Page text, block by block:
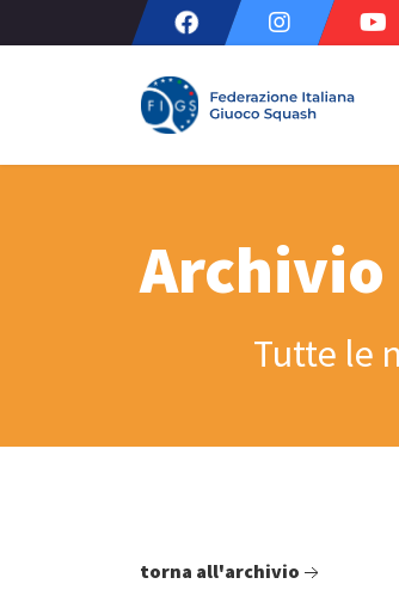
Archivio
Tutte le
torna all'archivio